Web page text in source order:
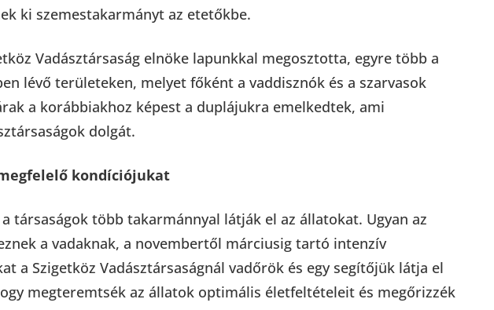
ki szemestakarmányt az etetőkbe.
Vadásztársaság elnöke lapunkkal megosztotta, egyre több a
lévő területeken, melyet főként a vaddisznók és a szarvasok
a korábbiakhoz képest a duplájukra emelkedtek, ami
dolgát.
kondíciójukat
társaságok több takarmánnyal látják el az állatokat. Ugyan az
a vadaknak, a novembertől márciusig tartó intenzív
a Szigetköz Vadásztársaságnál vadőrök és egy segítőjük látja el
megteremtsék az állatok optimális életfeltételeit és megőrizzék